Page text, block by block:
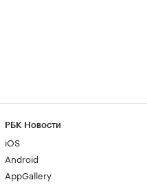
РБК Новости
iOS
Android
AppGallery